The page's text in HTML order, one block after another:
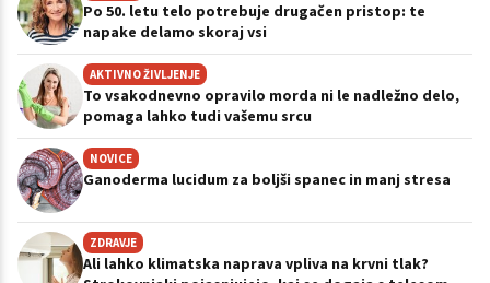
Po 50. letu telo potrebuje drugačen pristop: te
napake delamo skoraj vsi
AKTIVNO ŽIVLJENJE
To vsakodnevno opravilo morda ni le nadležno delo,
pomaga lahko tudi vašemu srcu
NOVICE
Ganoderma lucidum za boljši spanec in manj stresa
ZDRAVJE
Ali lahko klimatska naprava vpliva na krvni tlak?